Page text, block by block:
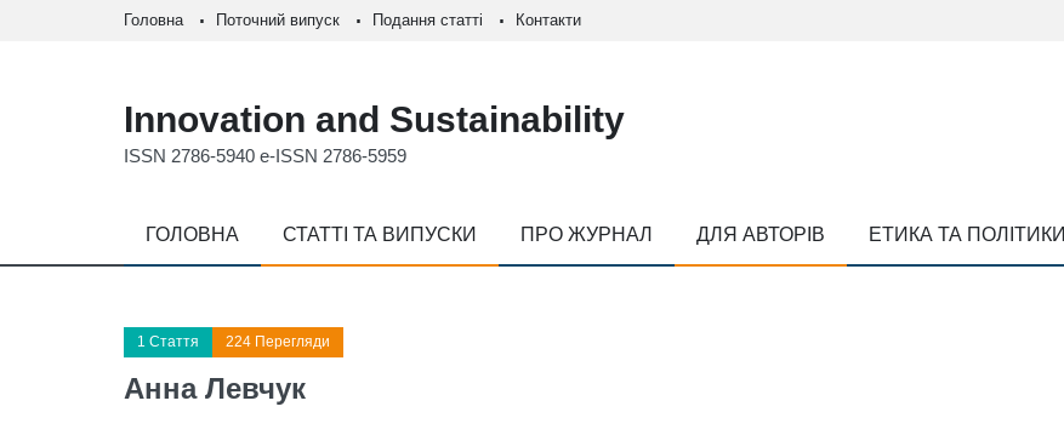
Головна Поточний випуск Подання статті Контакти
Innovation and Sustainability
ISSN 2786-5940 e-ISSN 2786-5959
ГОЛОВНА СТАТТІ ТА ВИПУСКИ ПРО ЖУРНАЛ ДЛЯ АВТОРІВ ЕТИКА ТА ПОЛІТИКИ
1 Стаття 224 Перегляди
Анна Левчук